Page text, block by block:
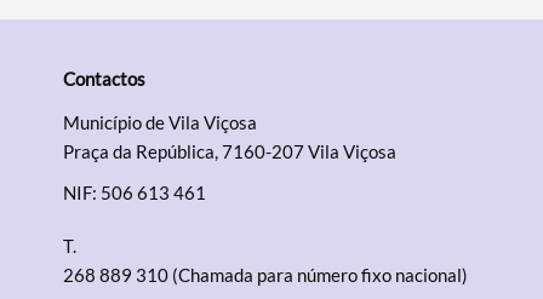
Categorias gerais
Contactos
Município de Vila Viçosa
Praça da República, 7160-207 Vila Viçosa
NIF: 506 613 461
T.
268 889 310 (Chamada para número fixo nacional)